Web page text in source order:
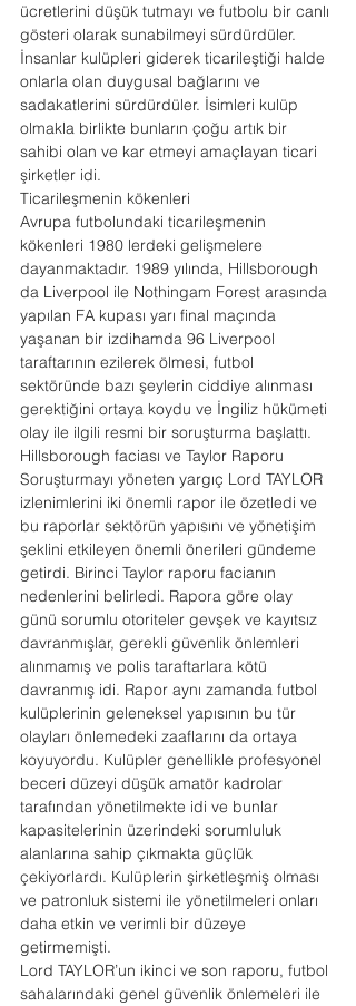
ücretlerini düşük tutmayı ve futbolu bir canlı
gösteri olarak sunabilmeyi sürdürdüler.
İnsanlar kulüpleri giderek ticarileştiği halde
onlarla olan duygusal bağlarını ve
sadakatlerini sürdürdüler. İsimleri kulüp
olmakla birlikte bunların çoğu artık bir
sahibi olan ve kar etmeyi amaçlayan ticari
şirketler idi.
Ticarileşmenin kökenleri
Avrupa futbolundaki ticarileşmenin
kökenleri 1980 lerdeki gelişmelere
dayanmaktadır. 1989 yılında, Hillsborough
da Liverpool ile Nothingam Forest arasında
yapılan FA kupası yarı final maçında
yaşanan bir izdihamda 96 Liverpool
taraftarının ezilerek ölmesi, futbol
sektöründe bazı şeylerin ciddiye alınması
gerektiğini ortaya koydu ve İngiliz hükümeti
olay ile ilgili resmi bir soruşturma başlattı.
Hillsborough faciası ve Taylor Raporu
Soruşturmayı yöneten yargıç Lord TAYLOR
izlenimlerini iki önemli rapor ile özetledi ve
bu raporlar sektörün yapısını ve yönetişim
şeklini etkileyen önemli önerileri gündeme
getirdi. Birinci Taylor raporu facianın
nedenlerini belirledi. Rapora göre olay
günü sorumlu otoriteler gevşek ve kayıtsız
davranmışlar, gerekli güvenlik önlemleri
alınmamış ve polis taraftarlara kötü
davranmış idi. Rapor aynı zamanda futbol
kulüplerinin geleneksel yapısının bu tür
olayları önlemedeki zaaflarını da ortaya
koyuyordu. Kulüpler genellikle profesyonel
beceri düzeyi düşük amatör kadrolar
tarafından yönetilmekte idi ve bunlar
kapasitelerinin üzerindeki sorumluluk
alanlarına sahip çıkmakta güçlük
çekiyorlardı. Kulüplerin şirketleşmiş olması
ve patronluk sistemi ile yönetilmeleri onları
daha etkin ve verimli bir düzeye
getirmemişti.
Lord TAYLOR’un ikinci ve son raporu, futbol
sahalarındaki genel güvenlik önlemeleri ile